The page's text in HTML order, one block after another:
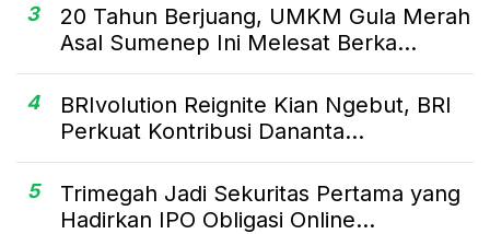
3
20 Tahun Berjuang, UMKM Gula Merah
Asal Sumenep Ini Melesat Berka...
4
BRIvolution Reignite Kian Ngebut, BRI
Perkuat Kontribusi Dananta...
5
Trimegah Jadi Sekuritas Pertama yang
Hadirkan IPO Obligasi Online...